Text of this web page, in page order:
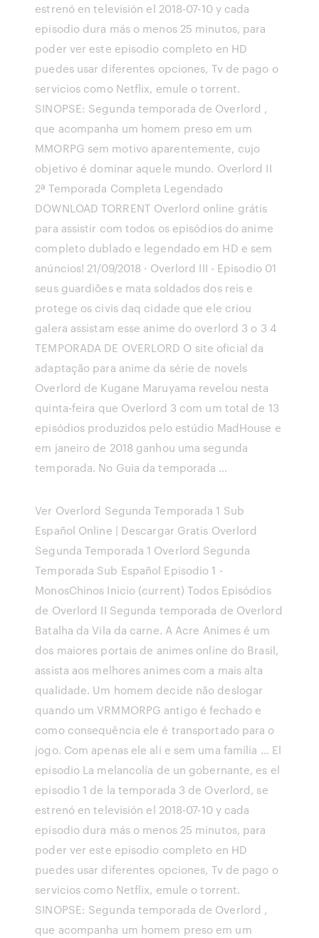
estrenó en televisión el 2018-07-10 y cada
episodio dura más o menos 25 minutos, para
poder ver este episodio completo en HD
puedes usar diferentes opciones, Tv de pago o
servicios como Netflix, emule o torrent.
SINOPSE: Segunda temporada de Overlord ,
que acompanha um homem preso em um
MMORPG sem motivo aparentemente, cujo
objetivo é dominar aquele mundo. Overlord II
2ª Temporada Completa Legendado
DOWNLOAD TORRENT Overlord online grátis
para assistir com todos os episódios do anime
completo dublado e legendado em HD e sem
anúncios! 21/09/2018 · Overlord III - Episodio 01
seus guardiões e mata soldados dos reis e
protege os civis daq cidade que ele criou
galera assistam esse anime do overlord 3 o 3 4
TEMPORADA DE OVERLORD O site oficial da
adaptação para anime da série de novels
Overlord de Kugane Maruyama revelou nesta
quinta-feira que Overlord 3 com um total de 13
episódios produzidos pelo estúdio MadHouse e
em janeiro de 2018 ganhou uma segunda
temporada. No Guia da temporada …
Ver Overlord Segunda Temporada 1 Sub
Español Online | Descargar Gratis Overlord
Segunda Temporada 1 Overlord Segunda
Temporada Sub Español Episodio 1 -
MonosChinos Inicio (current) Todos Episódios
de Overlord II Segunda temporada de Overlord
Batalha da Vila da carne. A Acre Animes é um
dos maiores portais de animes online do Brasil,
assista aos melhores animes com a mais alta
qualidade. Um homem decide não deslogar
quando um VRMMORPG antigo é fechado e
como consequência ele é transportado para o
jogo. Com apenas ele ali e sem uma família … El
episodio La melancolía de un gobernante, es el
episodio 1 de la temporada 3 de Overlord, se
estrenó en televisión el 2018-07-10 y cada
episodio dura más o menos 25 minutos, para
poder ver este episodio completo en HD
puedes usar diferentes opciones, Tv de pago o
servicios como Netflix, emule o torrent.
SINOPSE: Segunda temporada de Overlord ,
que acompanha um homem preso em um